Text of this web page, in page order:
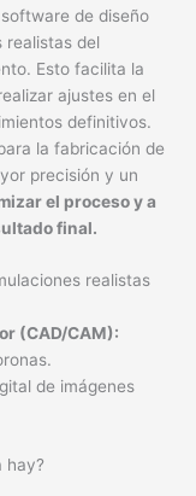
de diseño
realistas del
Esto facilita la
ajustes en el
definitivos.
la fabricación de
precisión y un
el proceso y a
final.
realistas
(CAD/CAM):
de imágenes
hay?